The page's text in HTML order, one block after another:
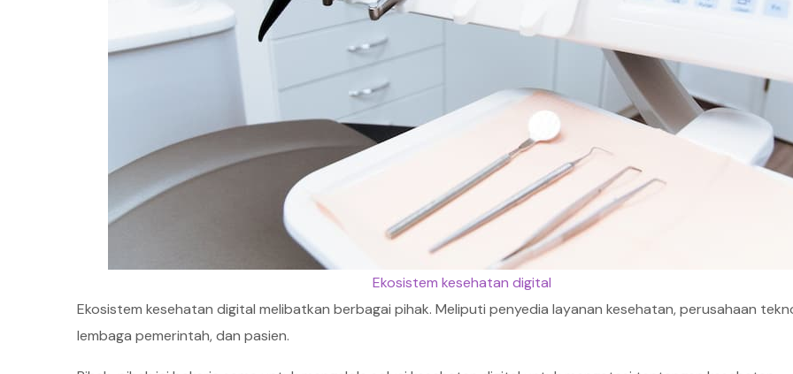
Ekosistem kesehatan digital
Ekosistem kesehatan digital melibatkan berbagai pihak. Meliputi penyedia layanan kesehatan, perusahaan
lembaga pemerintah, dan pasien.